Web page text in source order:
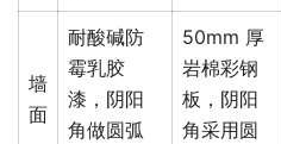
墙
面
耐酸碱防
霉乳胶
漆，阴阳
角做圆弧
50mm 厚
岩棉彩钢
板，阴阳
角采用圆